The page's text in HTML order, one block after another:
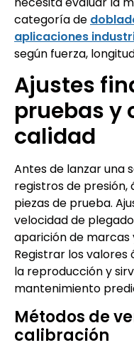
categoría de
aplicaciones
según fuerza,
Ajustes
pruebas y
calidad
Antes de lanzar una
registros de presión,
piezas de prueba.
velocidad de
aparición de marcas
Registrar los
la reproducción y
mantenimiento
Métodos de
calibración